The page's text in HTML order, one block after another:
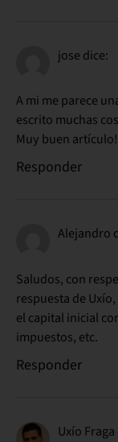
jose dice:
A mi me parece
escrito muchas
Muy buen artículo!
Responder
Alejandro
Saludos, con
respuesta de
el capital inicial
impuestos, etc.
Responder
Uxío Fraga